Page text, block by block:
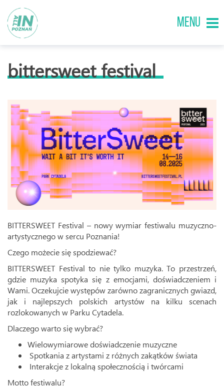
MENU
bittersweet festival
BITTERSWEET Festival – nowy wymiar festiwalu muzyczno-
artystycznego w sercu Poznania!
Czego możecie się spodziewać?
BITTERSWEET Festival to nie tylko muzyka. To przestrzeń,
gdzie muzyka spotyka się z emocjami, doświadczeniem i
Wami. Oczekujcie występów zarówno zagranicznych gwiazd,
jak i najlepszych polskich artystów na kilku scenach
rozlokowanych w Parku Cytadela.
Dlaczego warto się wybrać?
Wielowymiarowe doświadczenie muzyczne
Spotkania z artystami z różnych zakątków świata
Interakcje z lokalną społecznością i twórcami
Motto festiwalu?